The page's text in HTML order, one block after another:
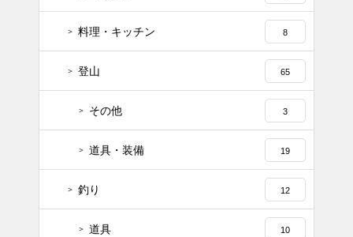
料理・キッチン 8
登山 65
その他 3
道具・装備 19
釣り 12
道具 10